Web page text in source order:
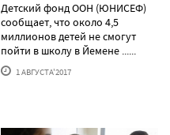
Детский фонд ООН (ЮНИСЕФ)
сообщает, что около 4,5
миллионов детей не смогут
пойти в школу в Йемене ......
1 АВГУСТА'2017